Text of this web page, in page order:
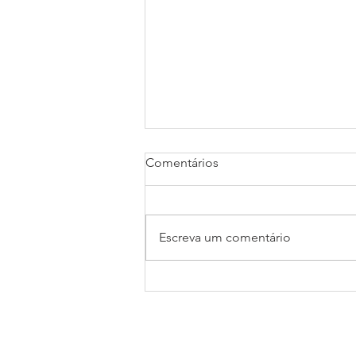
Comentários
Escreva um comentário